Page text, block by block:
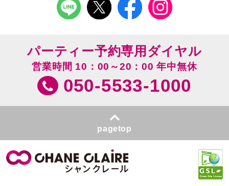
パーティー予約専用ダイヤル
営業時間 10：00～20：00 年中無休
050-5533-1000
pagetop